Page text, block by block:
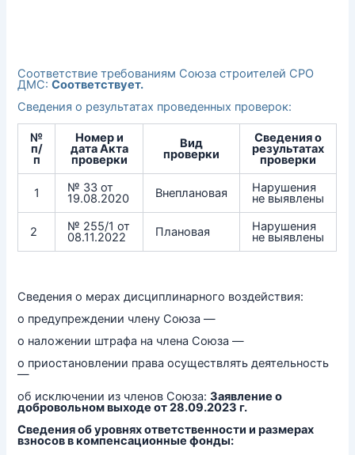
Соответствие требованиям Союза строителей СРО
ДМС:Соответствует.
Сведения о результатах проведенных проверок:
№
п/
п
Номер и
дата Акта
проверки
Вид
проверки
Сведения о
результатах
проверки
1 № 33 от
19.08.2020 Внеплановая Нарушения
не выявлены
2 № 255/1 от
08.11.2022 Плановая Нарушения
не выявлены
Сведения о мерах дисциплинарного воздействия:
о предупреждении члену Союза —
о наложении штрафа на члена Союза —
о приостановлении права осуществлять деятельность
—
об исключении из членов Союза:Заявление о
добровольном выходе от 28.09.2023 г.
Сведения об уровнях ответственности и размерах
взносов в компенсационные фонды: